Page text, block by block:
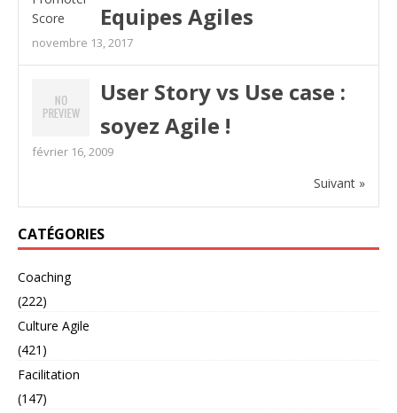
Equipes Agiles
novembre 13, 2017
User Story vs Use case :
soyez Agile !
février 16, 2009
Suivant »
CATÉGORIES
Coaching
(222)
Culture Agile
(421)
Facilitation
(147)